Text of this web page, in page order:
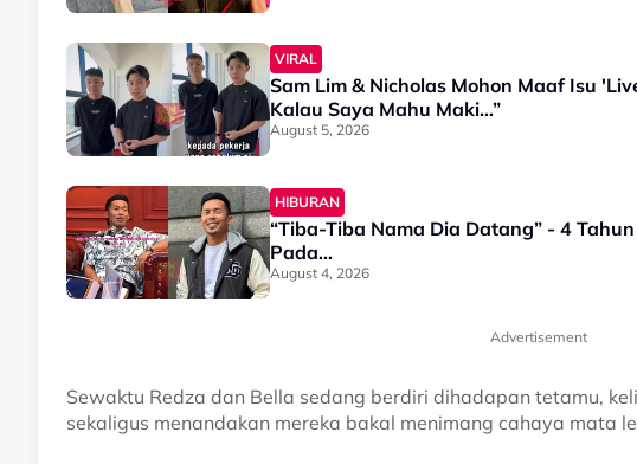
VIRAL
Sam Lim & Nicholas Mohon Maaf Isu
Kalau Saya Mahu Maki…”
August 5, 2026
HIBURAN
“Tiba-Tiba Nama Dia Datang” - 4
Pada…
August 4, 2026
Advertisement
Sewaktu Redza dan Bella sedang berdiri dihadapan tetamu,
sekaligus menandakan mereka bakal menimang cahaya mata